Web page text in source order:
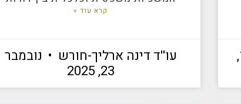
ינואר 14,
קרא עוד »
עו''ד דינה ארליך-חורש
נובמבר
23, 2025